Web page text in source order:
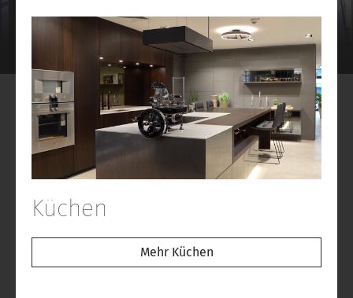
Küchen
Mehr Küchen